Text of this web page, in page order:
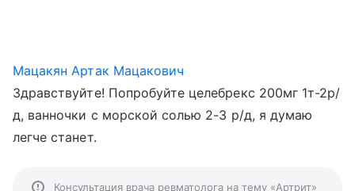
Мацакян Артак Мацакович
Здравствуйте! Попробуйте целебрекс 200мг 1т-2р/
д, ванночки с морской солью 2-3 р/д, я думаю
легче станет.
Консультация врача ревматолога на тему «Артрит»